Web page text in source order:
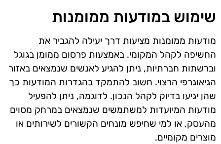
שימוש במודעות ממומנות
מודעות ממומנות מציעות דרך יעילה להגביר את
החשיפה לקהל המקומי. באמצעות פרסום ממומן בגוגל
וברשתות חברתיות, ניתן להגיע לאנשים שנמצאים באזור
הגיאוגרפי הרצוי. חשוב להתמקד בהגדרות המודעות כך
שהן יגיעו בדיוק לקהל הנכון. לדוגמה, ניתן להפעיל
מודעות המיועדות למשתמשים שנמצאים במרחק מסוים
מהעסק, או למי שחיפש מונחים הקשורים לשירותים או
מוצרים מקומיים.